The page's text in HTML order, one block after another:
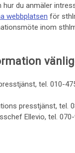
hur du anmäler
webbplatsen för
inom
tel. 010-
presstjänst, tel.
Ellevio, tel.